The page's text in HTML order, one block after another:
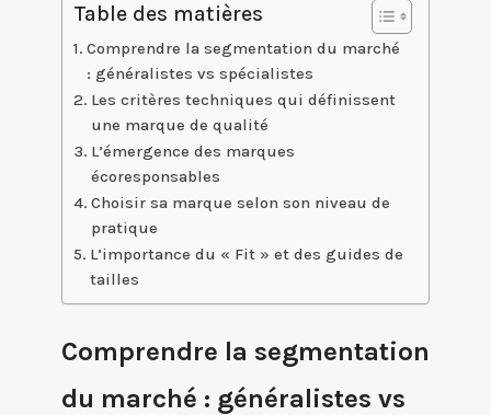
Table des matières
Comprendre la segmentation du marché
: généralistes vs spécialistes
Les critères techniques qui définissent
une marque de qualité
L’émergence des marques
écoresponsables
Choisir sa marque selon son niveau de
pratique
L’importance du « Fit » et des guides de
tailles
Comprendre la segmentation
du marché : généralistes vs